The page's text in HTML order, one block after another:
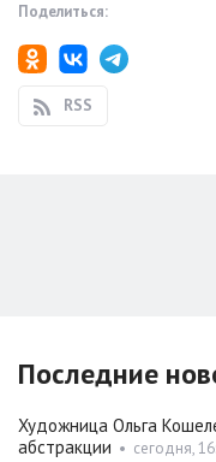
Поделиться:
RSS
Последние
Художница Ольга
абстракции • сегодня,